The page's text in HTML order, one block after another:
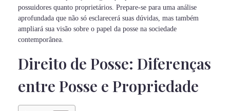
possuidores quanto proprietários. Prepare-se para uma análise
aprofundada que não só esclarecerá suas dúvidas, mas também
ampliará sua visão sobre o papel da posse na sociedade
contemporânea.
Direito de Posse: Diferenças
entre Posse e Propriedade